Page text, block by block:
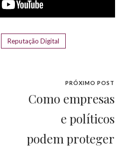
Reputação Digital
PRÓXIMO POST
Como empresas
e políticos
podem proteger